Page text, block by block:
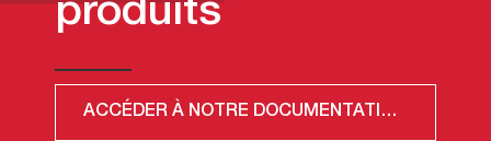
produits
ACCÉDER À NOTRE DOCUMENTATION